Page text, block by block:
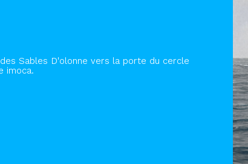
Sables D'olonne vers la porte du cercle
imoca.